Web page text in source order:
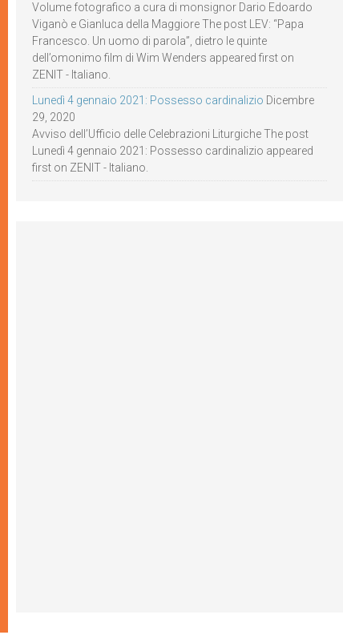
Volume fotografico a cura di monsignor Dario Edoardo
Viganò e Gianluca della Maggiore The post LEV: “Papa
Francesco. Un uomo di parola”, dietro le quinte
dell’omonimo film di Wim Wenders appeared first on
ZENIT - Italiano.
Lunedì 4 gennaio 2021: Possesso cardinalizio Dicembre
29, 2020
Avviso dell’Ufficio delle Celebrazioni Liturgiche The post
Lunedì 4 gennaio 2021: Possesso cardinalizio appeared
first on ZENIT - Italiano.